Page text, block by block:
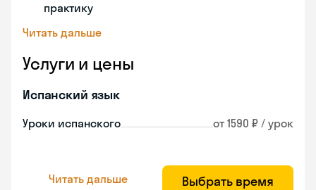
практику
Читать дальше
Услуги и цены
Испанский язык
Уроки испанского от 1590 ₽ / урок
Читать дальше Выбрать время